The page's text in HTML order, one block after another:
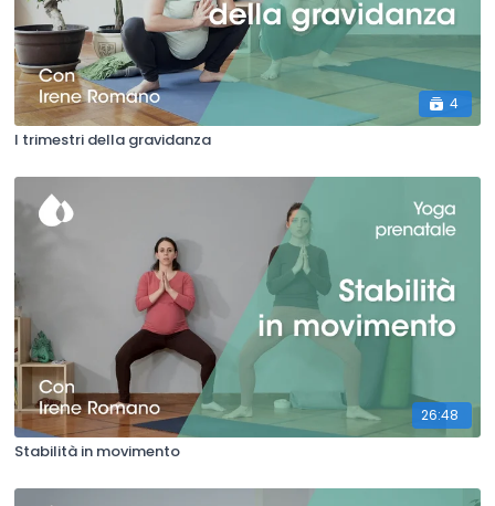
4
I trimestri della gravidanza
26:48
Stabilità in movimento